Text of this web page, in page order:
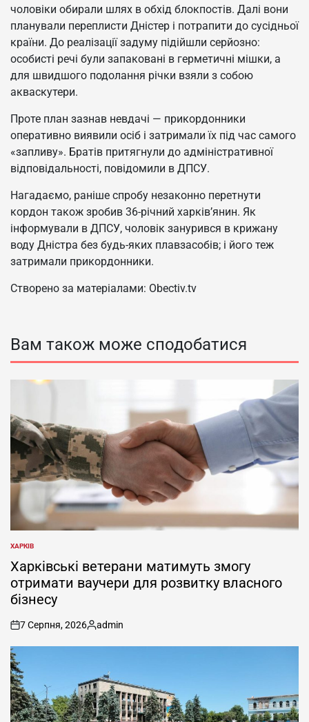
чоловіки обирали шлях в обхід блокпостів. Далі вони
планували переплисти Дністер і потрапити до сусідньої
країни. До реалізації задуму підійшли серйозно:
особисті речі були запаковані в герметичні мішки, а
для швидшого подолання річки взяли з собою
акваскутери.
Проте план зазнав невдачі — прикордонники
оперативно виявили осіб і затримали їх під час самого
«запливу». Братів притягнули до адміністративної
відповідальності, повідомили в ДПСУ.
Нагадаємо, раніше спробу незаконно перетнути
кордон також зробив 36-річний харків’янин. Як
інформували в ДПСУ, чоловік занурився в крижану
воду Дністра без будь-яких плавзасобів; і його теж
затримали прикордонники.
Створено за матеріалами: Obectiv.tv
Вам також може сподобатися
ОПУБЛІКУВАТИ
У
ХАРКІВ
Харківські ветерани матимуть змогу
отримати ваучери для розвитку власного
бізнесу
on
7 Серпня, 2026
Опубліковано
admin